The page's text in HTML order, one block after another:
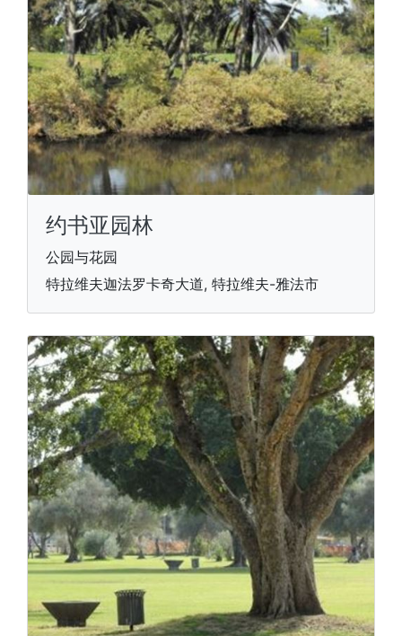
约书亚园林
公园与花园
特拉维夫迦法罗卡奇大道, 特拉维夫-雅法市